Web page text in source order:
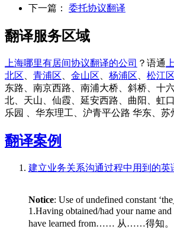
下一篇： 委托协议翻译
翻译服务区域
上海哪里有居间协议翻译的公司 ？语通
北区
青浦区 金山区 杨浦区 松江区
东路、南京西路、南浦大桥、斜桥、十
北、天山、仙霞、延安西路、曲阳、虹
乐园 、华东理工、沪青平公路 华东、
翻译案例
建立业务关系沟通过程中用到的英
Notice: Use of undefined constant
1.Having obtained/had your name
have learned from…… 从……得知。